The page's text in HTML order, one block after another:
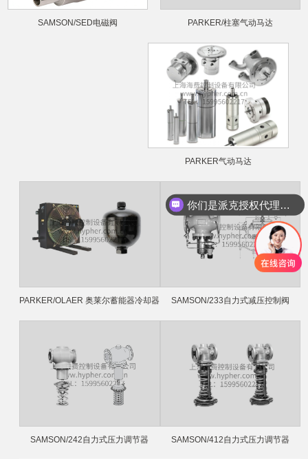
SAMSON/SED电磁阀 PARKER/柱塞气动马达
PARKER气动马达
PARKER/OLAER 奥莱尔蓄能器冷却器 SAMSON/233自力式减压控制阀
SAMSON/242自力式压力调节器 SAMSON/412自力式压力调节器